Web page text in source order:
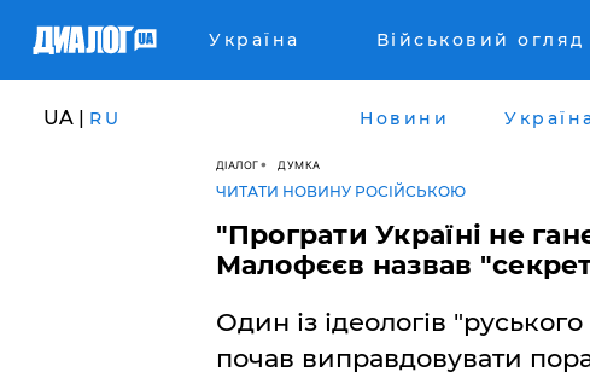
Україна Військовий огляд
UA | RU Новини
ДІАЛОГ ДУМКА
ЧИТАТИ НОВИНУ РОСІЙСЬКОЮ
​"Програти Україні не
Малофєєв назвав
Один із ідеологів
почав виправдовувати